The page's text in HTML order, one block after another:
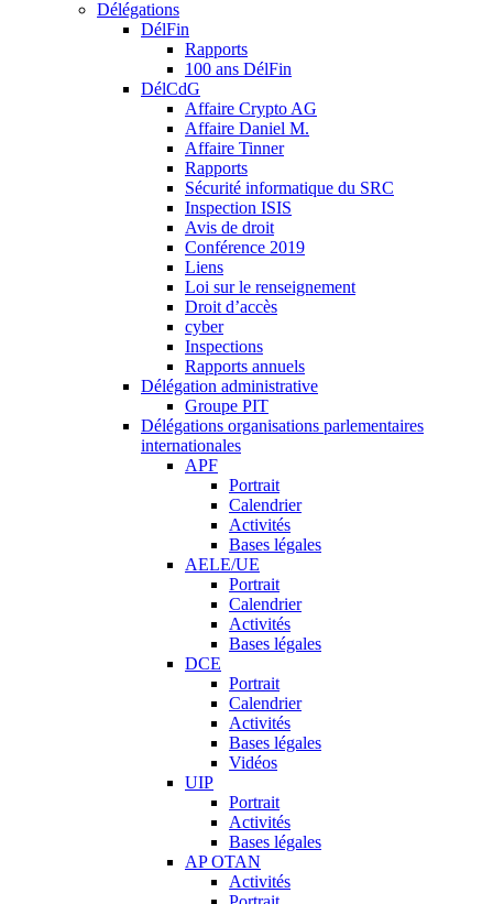
Délégations
DélFin
Rapports
100 ans DélFin
DélCdG
Affaire Crypto AG
Affaire Daniel M.
Affaire Tinner
Rapports
Sécurité informatique du SRC
Inspection ISIS
Avis de droit
Conférence 2019
Liens
Loi sur le renseignement
Droit d’accès
cyber
Inspections
Rapports annuels
Délégation administrative
Groupe PIT
Délégations organisations parlementaires
internationales
APF
Portrait
Calendrier
Activités
Bases légales
AELE/UE
Portrait
Calendrier
Activités
Bases légales
DCE
Portrait
Calendrier
Activités
Bases légales
Vidéos
UIP
Portrait
Activités
Bases légales
AP OTAN
Activités